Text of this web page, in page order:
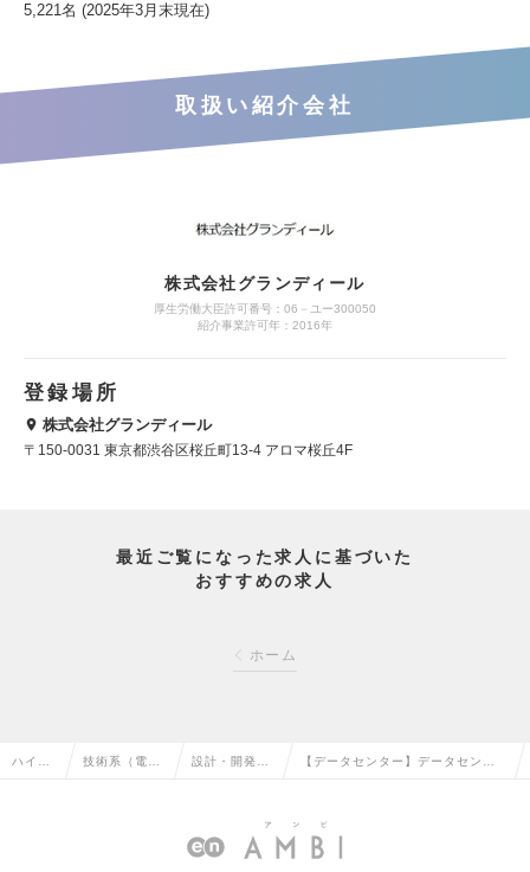
5,221名 (2025年3月末現在)
取扱い紹介会社
株式会社グランディール
厚生労働大臣許可番号：06－ユー300050
紹介事業許可年：2016年
登録場所
株式会社グランディール
〒150-0031 東京都渋谷区桜丘町13-4 アロマ桜丘4F
最近ご覧になった求人に基づいた
おすすめの求人
ホーム
ハイク 技術系（電 設計・開発エ
気）の転職
【データセンター】データセンタ
ー～Mgr候補）の求人情報